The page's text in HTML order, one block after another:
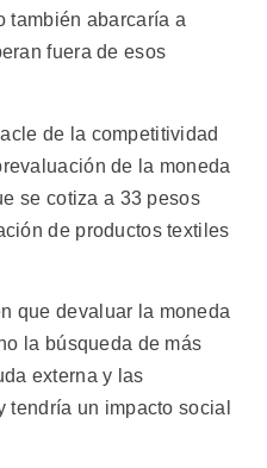
también abarcaría a
fuera de esos
de la competitividad
de la moneda
se cotiza a 33 pesos
de productos textiles
que devaluar la moneda
la búsqueda de más
externa y las
tendría un impacto social